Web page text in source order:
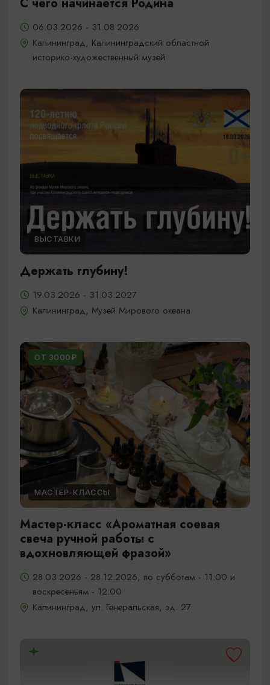
06.03.2026 - 31.08.2026
Калининград, Калининградский областной
историко-художественный музей
ВЫСТАВКИ
Держать глубину!
19.03.2026 - 31.03.2027
Калининград, Музей Мирового океана
ОТ 3000₽
МАСТЕР-КЛАССЫ
Мастер-класс «Ароматная соевая
свеча ручной работы с
вдохновляющей фразой»
28.03.2026 - 28.12.2026, по субботам - 11:00 и
воскресеньям - 12:00
Калининград, ул. Генеральская, зд. 27